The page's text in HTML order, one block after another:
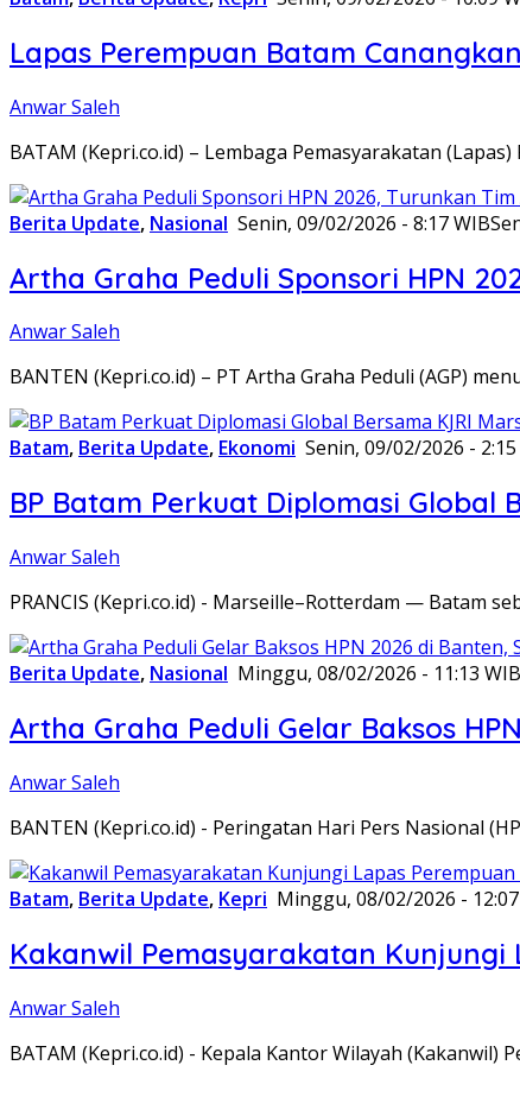
Lapas Perempuan Batam
Anwar Saleh
BATAM (Kepri.co.id) – Lembaga Pemasyarakatan
Berita Update, Nasional Senin, 09/02/2026 - 8:17 WIB
Artha Graha Peduli Sponsori HPN
Anwar Saleh
BANTEN (Kepri.co.id) – PT Artha Graha Peduli (AGP)
Batam, Berita Update, Ekonomi Senin, 09/02/2026 -
BP Batam Perkuat Diplomasi Global
Anwar Saleh
PRANCIS (Kepri.co.id) - Marseille–Rotterdam — Batam
Berita Update, Nasional Minggu, 08/02/2026 - 11:13 WIB
Artha Graha Peduli Gelar Baksos
Anwar Saleh
BANTEN (Kepri.co.id) - Peringatan Hari Pers Nasional
Batam, Berita Update, Kepri Minggu, 08/02/2026 -
Kakanwil Pemasyarakatan
Anwar Saleh
BATAM (Kepri.co.id) - Kepala Kantor Wilayah